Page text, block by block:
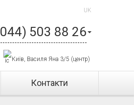
UK
503 88 26
Київ, Василя Яна 3/5 (центр)
Контакти